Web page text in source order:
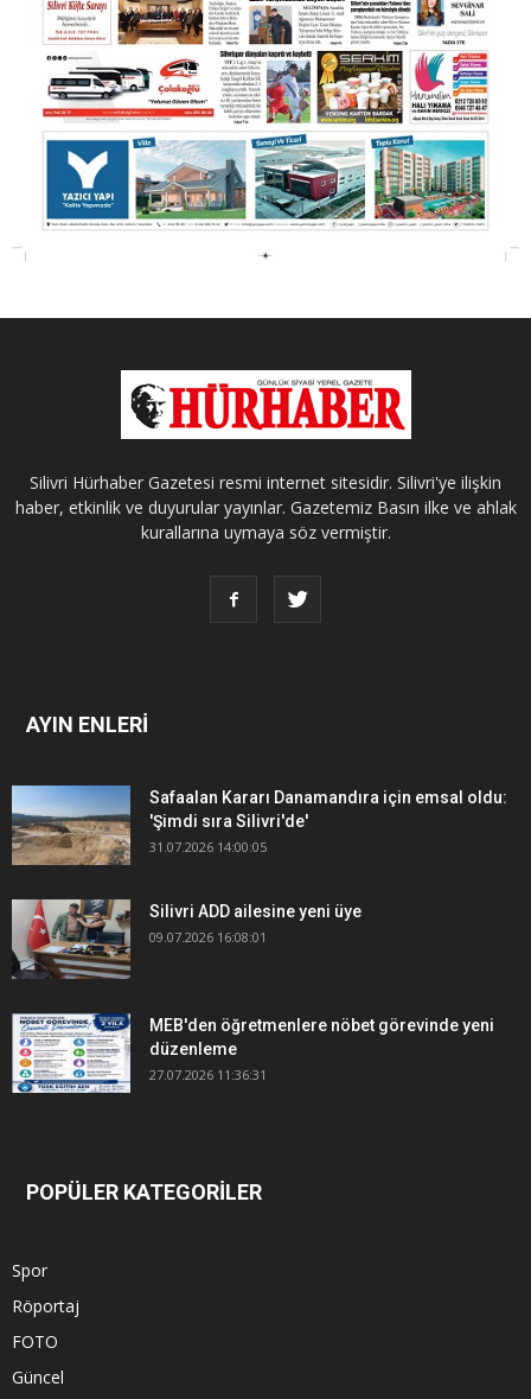
Silivri Hürhaber Gazetesi resmi internet sitesidir. Silivri'ye ilişkin
haber, etkinlik ve duyurular yayınlar. Gazetemiz Basın ilke ve ahlak
kurallarına uymaya söz vermiştir.
AYIN ENLERİ
Safaalan Kararı Danamandıra için emsal oldu:
'Şimdi sıra Silivri'de'
31.07.2026 14:00:05
Silivri ADD ailesine yeni üye
09.07.2026 16:08:01
MEB'den öğretmenlere nöbet görevinde yeni
düzenleme
27.07.2026 11:36:31
POPÜLER KATEGORİLER
Spor
Röportaj
FOTO
Güncel